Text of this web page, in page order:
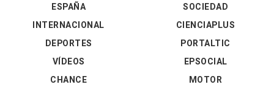
ESPAÑA
INTERNACIONAL
DEPORTES
VÍDEOS
SOCIEDAD
CIENCIAPLUS
PORTALTIC
EPSOCIAL
CHANCE
MOTOR